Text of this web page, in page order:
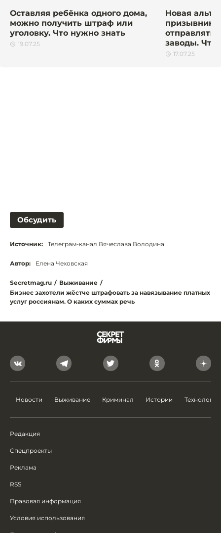
Оставляя ребёнка одного дома,
можно получить штраф или
уголовку. Что нужно знать
19.07.25
Новая
отправлять
заводы. Что
17.07.25
Обсудить
Источник: Телеграм-канал Вячеслава Володина
Автор: Елена Чеховская
Secretmag.ru / Выживание /
Бизнес захотели жёстче штрафовать за навязывание платных
услуг россиянам. О каких суммах речь
Новости Выживание Криминал Истории Технологии
Редакция
Спецпроекты
Реклама
RSS
Правовая информация
Условия использования